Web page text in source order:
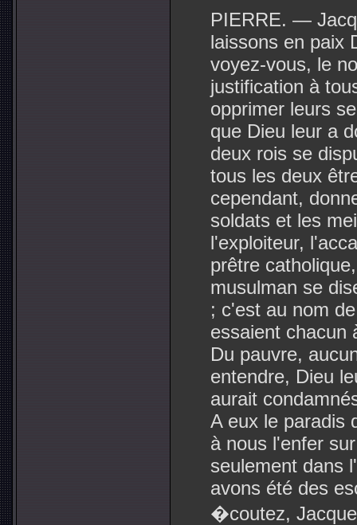
PIERRE. —
laissons en paix
voyez-vous, le
justification à
opprimer leurs
que Dieu leur a
deux rois se
tous les deux
cependant,
soldats et les
l'exploiteur,
prêtre
musulman se
; c'est au nom
essaient chacun
Du pauvre,
entendre, Dieu
aurait
A eux le paradis
à nous l'enfer
seulement dans
avons été des
�coutez,